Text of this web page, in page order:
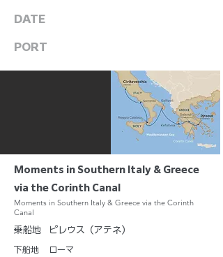
DATE
PORT
Moments in Southern Italy & Greece
via the Corinth Canal
Moments in Southern Italy & Greece via the Corinth
Canal
乗船地
下船地
ピレウス（アテネ）
ローマ